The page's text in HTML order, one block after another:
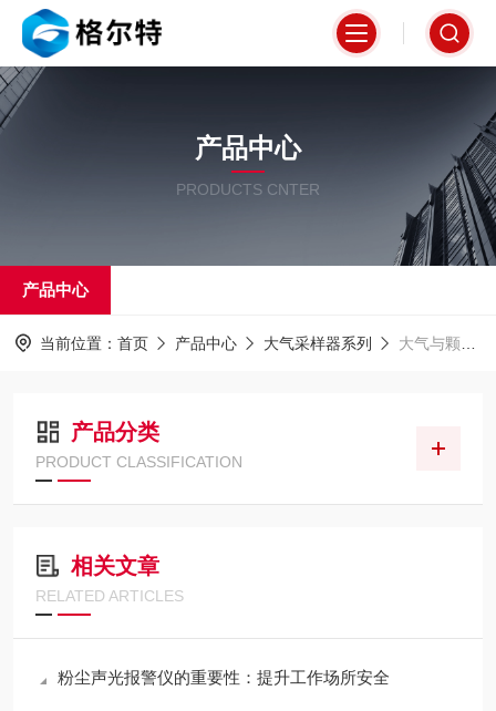
产品中心
PRODUCTS CNTER
产品中心
当前位置： 首页 产品中心 大气采样器系列 大气与颗粒物组合采样器
产品分类
PRODUCT CLASSIFICATION
相关文章
RELATED ARTICLES
粉尘声光报警仪的重要性：提升工作场所安全